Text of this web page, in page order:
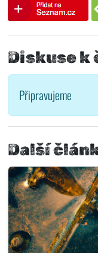
Diskuse k
Připravujeme
Další